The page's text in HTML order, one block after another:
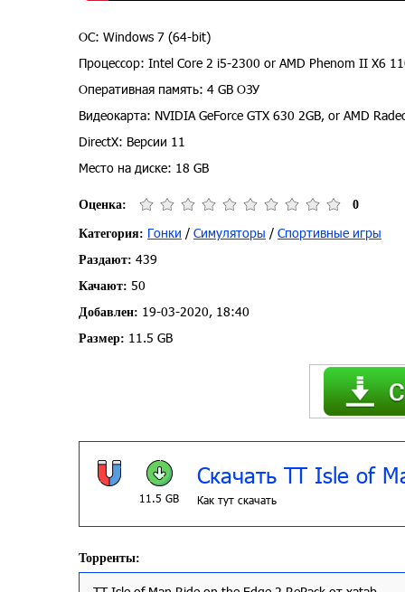
ОС: Windows 7 (64-bit)
Процессор: Intel Core 2 i5-2300 or AMD Phenom II X6
Оперативная память: 4 GB ОЗУ
Видеокарта: NVIDIA GeForce GTX 630 2GB, or AMD
DirectX: Версии 11
Место на диске: 18 GB
Оценка: 0
Категория: Гонки / Симуляторы / Спортивные игры
Раздают: 439
Качают: 50
Добавлен: 19-03-2020, 18:40
Размер: 11.5 GB
11.5 GB
Скачать TT Isle of
Как тут скачать
Торренты: